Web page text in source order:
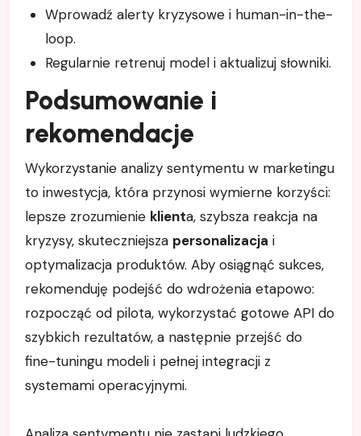
Wprowadź alerty kryzysowe i human-in-the-
loop.
Regularnie retrenuj model i aktualizuj słowniki.
Podsumowanie i
rekomendacje
Wykorzystanie analizy sentymentu w marketingu
to inwestycja, która przynosi wymierne korzyści:
lepsze zrozumienie klienta, szybsza reakcja na
kryzysy, skuteczniejsza personalizacja i
optymalizacja produktów. Aby osiągnąć sukces,
rekomenduję podejść do wdrożenia etapowo:
rozpocząć od pilota, wykorzystać gotowe API do
szybkich rezultatów, a następnie przejść do
fine-tuningu modeli i pełnej integracji z
systemami operacyjnymi.